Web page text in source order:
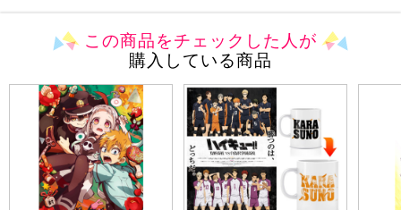
この商品をチェックした人が
購入している商品